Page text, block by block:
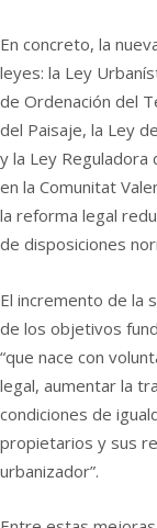
En concreto, la
leyes: la Ley
de Ordenación del
del Paisaje, la Ley
y la Ley Reguladora
en la Comunitat
la reforma legal
de disposiciones
El incremento de la
de los objetivos
“que nace con
legal, aumentar la
condiciones de
propietarios y sus
urbanizador”.